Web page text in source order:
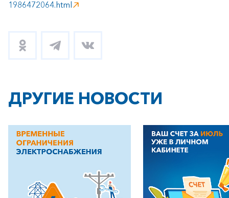
1986472064.html
ДРУГИЕ НОВОСТИ